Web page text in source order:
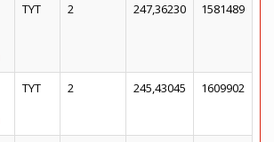
TYT 2 247,36230 1581489
TYT 2 245,43045 1609902